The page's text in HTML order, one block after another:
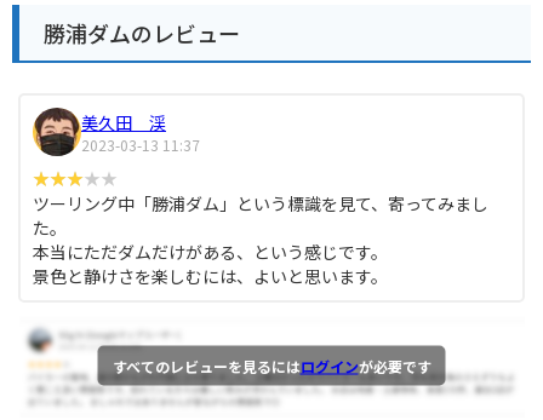
勝浦ダムのレビュー
美久田 渓
2023-03-13 11:37
ツーリング中「勝浦ダム」という標識を見て、寄ってみまし
た。
本当にただダムだけがある、という感じです。
景色と静けさを楽しむには、よいと思います。
すべてのレビューを見るにはログインが必要です